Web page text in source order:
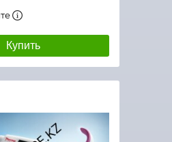
Купить